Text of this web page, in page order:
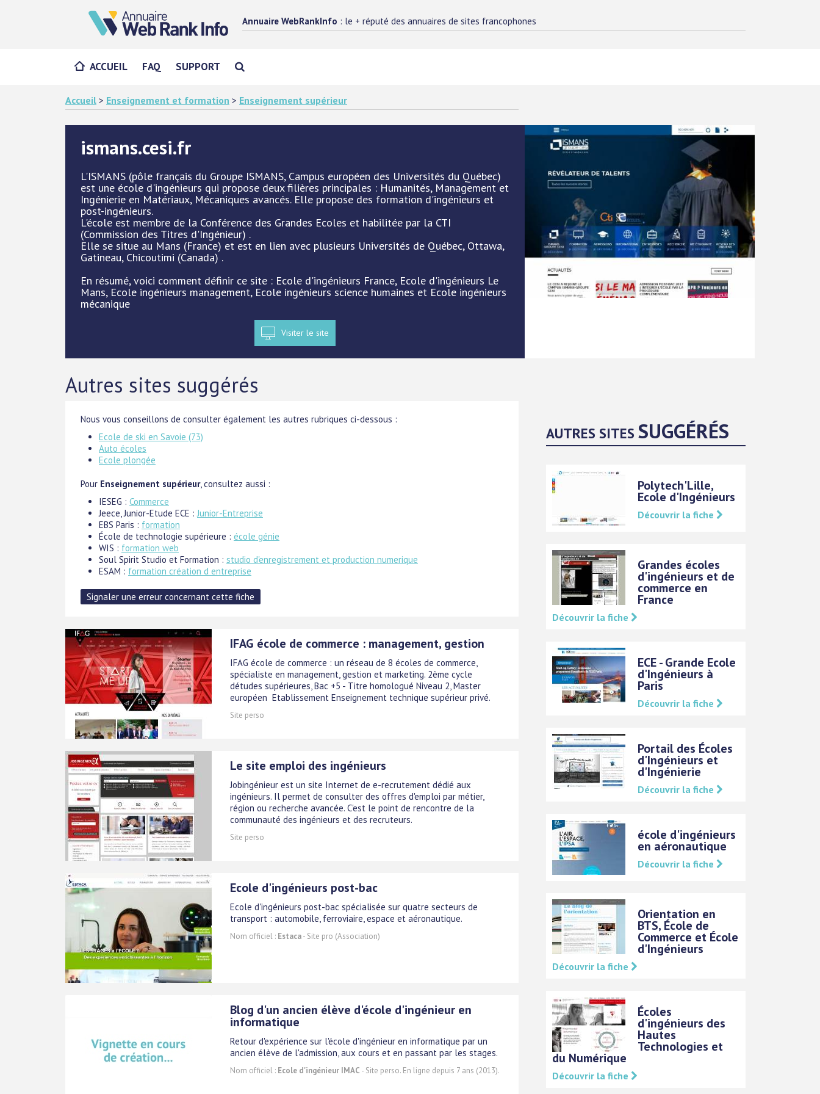
Annuaire WebRankInfo : le + réputé des annuaires de sites francophones
ACCUEIL FAQ SUPPORT
Accueil > Enseignement et formation > Enseignement supérieur
ismans.cesi.fr
L'ISMANS (pôle français du Groupe ISMANS, Campus européen des Universités du Québec)
est une école d'ingénieurs qui propose deux filières principales : Humanités, Management et
Ingénierie en Matériaux, Mécaniques avancés. Elle propose des formation d'ingénieurs et
post-ingénieurs.
L'école est membre de la Conférence des Grandes Ecoles et habilitée par la CTI
(Commission des Titres d'Ingénieur) .
Elle se situe au Mans (France) et est en lien avec plusieurs Universités de Québec, Ottawa,
Gatineau, Chicoutimi (Canada) .
En résumé, voici comment définir ce site : Ecole d'ingénieurs France, Ecole d'ingénieurs Le
Mans, Ecole ingénieurs management, Ecole ingénieurs science humaines et Ecole ingénieurs
mécanique
Visiter le site
Autres sites suggérés
Nous vous conseillons de consulter également les autres rubriques ci-dessous :
Ecole de ski en Savoie (73)
Auto écoles
Ecole plongée
Pour Enseignement supérieur, consultez aussi :
IESEG : Commerce
Jeece, Junior-Etude ECE : Junior-Entreprise
EBS Paris : formation
École de technologie supérieure : école génie
WIS : formation web
Soul Spirit Studio et Formation : studio d'enregistrement et production numerique
ESAM : formation création d entreprise
IFAG école de commerce : management, gestion
IFAG école de commerce : un réseau de 8 écoles de commerce,
spécialiste en management, gestion et marketing. 2ème cycle
détudes supérieures, Bac +5 - Titre homologué Niveau 2, Master
européen  Etablissement Enseignement technique supérieur privé.
Site perso
Le site emploi des ingénieurs
Jobingénieur est un site Internet de e-recrutement dédié aux
ingénieurs. Il permet de consulter des offres d'emploi par métier,
région ou recherche avancée. C'est le point de rencontre de la
communauté des ingénieurs et des recruteurs.
Site perso
Ecole d'ingénieurs post-bac
Ecole d'ingénieurs post-bac spécialisée sur quatre secteurs de
transport : automobile, ferroviaire, espace et aéronautique.
Nom officiel : Estaca- Site pro (Association)
Blog d'un ancien élève d'école d'ingénieur en
informatique
Retour d'expérience sur l'école d'ingénieur en informatique par un
ancien élève de l'admission, aux cours et en passant par les stages.
Nom officiel : Ecole d'ingénieur IMAC - Site perso. En ligne depuis 7 ans (2013).
AUTRES SITESSUGGÉRÉS
Polytech'Lille,
Ecole d'Ingénieurs
Découvrir la fiche
Grandes écoles
d'ingénieurs et de
commerce en
France
Découvrir la fiche
ECE - Grande Ecole
d'Ingénieurs à
Paris
Découvrir la fiche
Portail des Écoles
d'Ingénieurs et
d'Ingénierie
Découvrir la fiche
école d'ingénieurs
en aéronautique
Découvrir la fiche
Orientation en
BTS, École de
Commerce et École
d'Ingénieurs
Découvrir la fiche
Écoles
d'ingénieurs des
Hautes
Technologies et
du Numérique
Découvrir la fiche